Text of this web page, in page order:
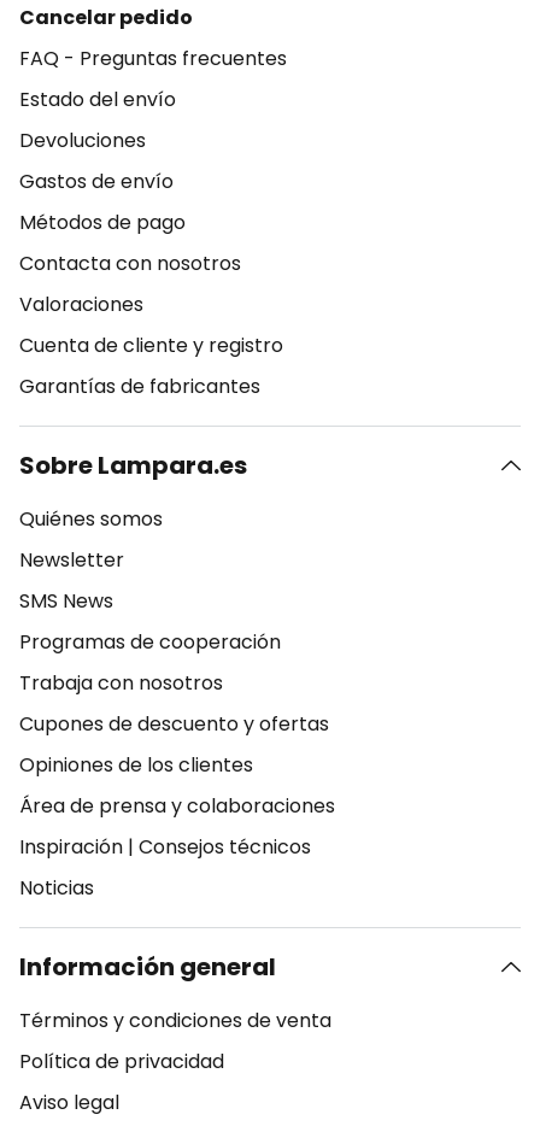
Cancelar pedido
FAQ - Preguntas frecuentes
Estado del envío
Devoluciones
Gastos de envío
Métodos de pago
Contacta con nosotros
Valoraciones
Cuenta de cliente y registro
Garantías de fabricantes
Sobre Lampara.es
Quiénes somos
Newsletter
SMS News
Programas de cooperación
Trabaja con nosotros
Cupones de descuento y ofertas
Opiniones de los clientes
Área de prensa y colaboraciones
Inspiración | Consejos técnicos
Noticias
Información general
Términos y condiciones de venta
Política de privacidad
Aviso legal